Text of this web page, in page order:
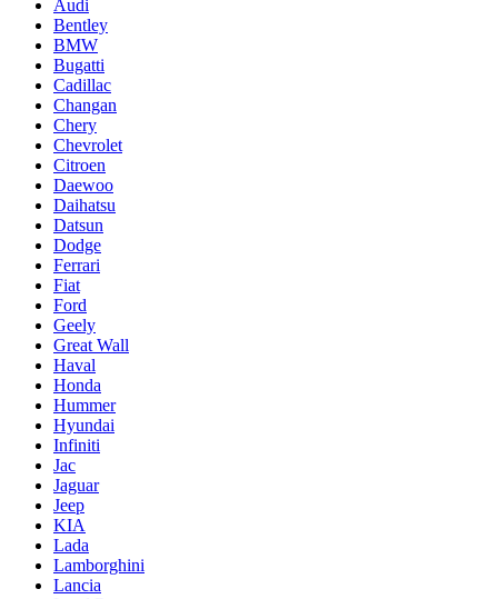
Audi
Bentley
BMW
Bugatti
Cadillac
Changan
Chery
Chevrolet
Citroen
Daewoo
Daihatsu
Datsun
Dodge
Ferrari
Fiat
Ford
Geely
Great Wall
Haval
Honda
Hummer
Hyundai
Infiniti
Jac
Jaguar
Jeep
KIA
Lada
Lamborghini
Lancia